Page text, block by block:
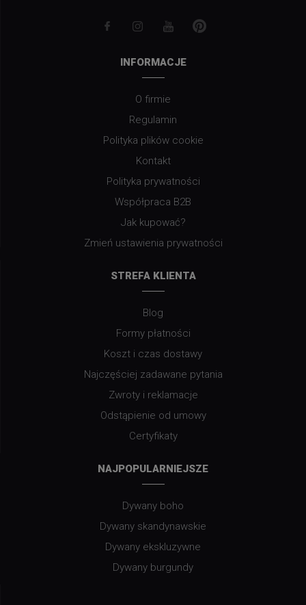
INFORMACJE
O firmie
Regulamin
Polityka plików cookie
Kontakt
Polityka prywatności
Współpraca B2B
Jak kupować?
Zmień ustawienia prywatności
STREFA KLIENTA
Blog
Formy płatności
Koszt i czas dostawy
Najczęściej zadawane pytania
Zwroty i reklamacje
Odstąpienie od umowy
Certyfikaty
NAJPOPULARNIEJSZE
Dywany boho
Dywany skandynawskie
Dywany ekskluzywne
Dywany burgundy